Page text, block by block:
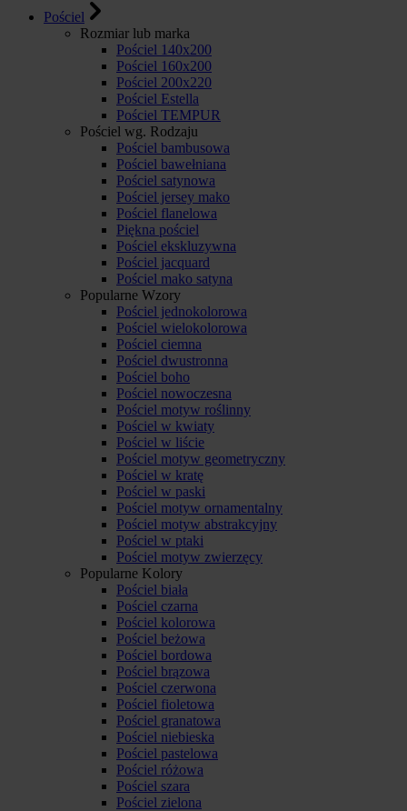
Pościel
Rozmiar lub marka
Pościel 140x200
Pościel 160x200
Pościel 200x220
Pościel Estella
Pościel TEMPUR
Pościel wg. Rodzaju
Pościel bambusowa
Pościel bawełniana
Pościel satynowa
Pościel jersey mako
Pościel flanelowa
Piękna pościel
Pościel ekskluzywna
Pościel jacquard
Pościel mako satyna
Popularne Wzory
Pościel jednokolorowa
Pościel wielokolorowa
Pościel ciemna
Pościel dwustronna
Pościel boho
Pościel nowoczesna
Pościel motyw roślinny
Pościel w kwiaty
Pościel w liście
Pościel motyw geometryczny
Pościel w kratę
Pościel w paski
Pościel motyw ornamentalny
Pościel motyw abstrakcyjny
Pościel w ptaki
Pościel motyw zwierzęcy
Popularne Kolory
Pościel biała
Pościel czarna
Pościel kolorowa
Pościel beżowa
Pościel bordowa
Pościel brązowa
Pościel czerwona
Pościel fioletowa
Pościel granatowa
Pościel niebieska
Pościel pastelowa
Pościel różowa
Pościel szara
Pościel zielona